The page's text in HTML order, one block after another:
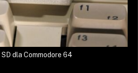
dla Commodore 64